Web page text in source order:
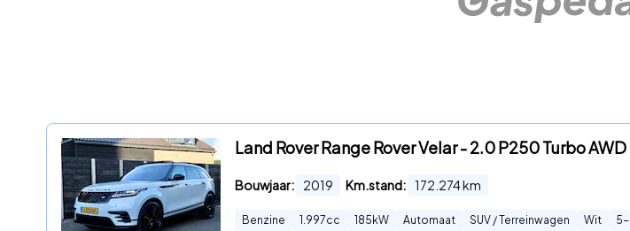
Land Rover Range Rover Velar - 2.0 P250 Turbo
Bouwjaar: 2019 Km.stand: 172.274km
Benzine 1.997cc 185 kW Automaat SUV / Terreinwagen Wit 5-